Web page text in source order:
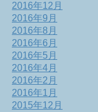
2016年12月
2016年9月
2016年8月
2016年6月
2016年5月
2016年4月
2016年2月
2016年1月
2015年12月